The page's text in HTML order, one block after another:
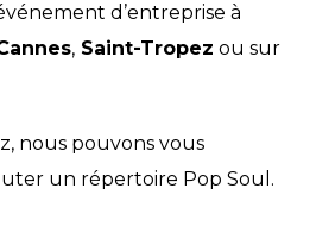
d’entreprise à
, Saint-Tropez ou sur
nous pouvons vous
un répertoire Pop Soul.